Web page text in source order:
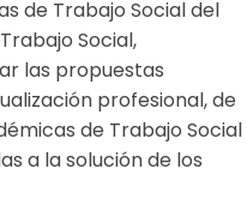
de Trabajo Social del
Social,
las propuestas
profesional, de
de Trabajo
a la solución de los